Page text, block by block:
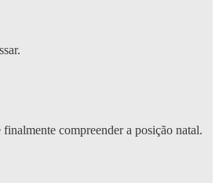
compreender a posição natal.